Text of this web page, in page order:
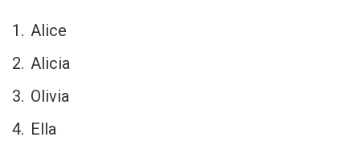
Alice
Alicia
Olivia
Ella